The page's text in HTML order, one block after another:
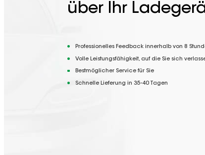
über Ihr
Professionelles Feedback innerhalb von 8
Volle Leistungsfähigkeit, auf die Sie sich
Bestmöglicher Service für Sie
Schnelle Lieferung in 35-40 Tagen